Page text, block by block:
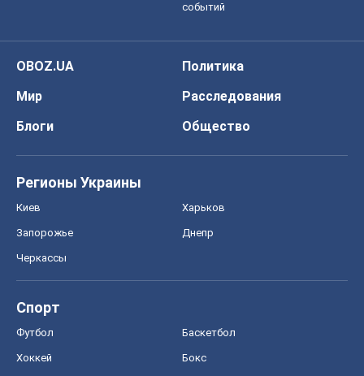
событий
OBOZ.UA
Политика
Мир
Расследования
Блоги
Общество
Регионы Украины
Киев Харьков
Запорожье Днепр
Черкассы
Спорт
Футбол Баскетбол
Хоккей Бокс